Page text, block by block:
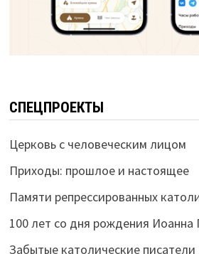
СПЕЦПРОЕКТЫ
Церковь с человеческим лицом
Приходы: прошлое и настоящее
Памяти репрессированных
100 лет со дня рождения Иоанна
Забытые католические